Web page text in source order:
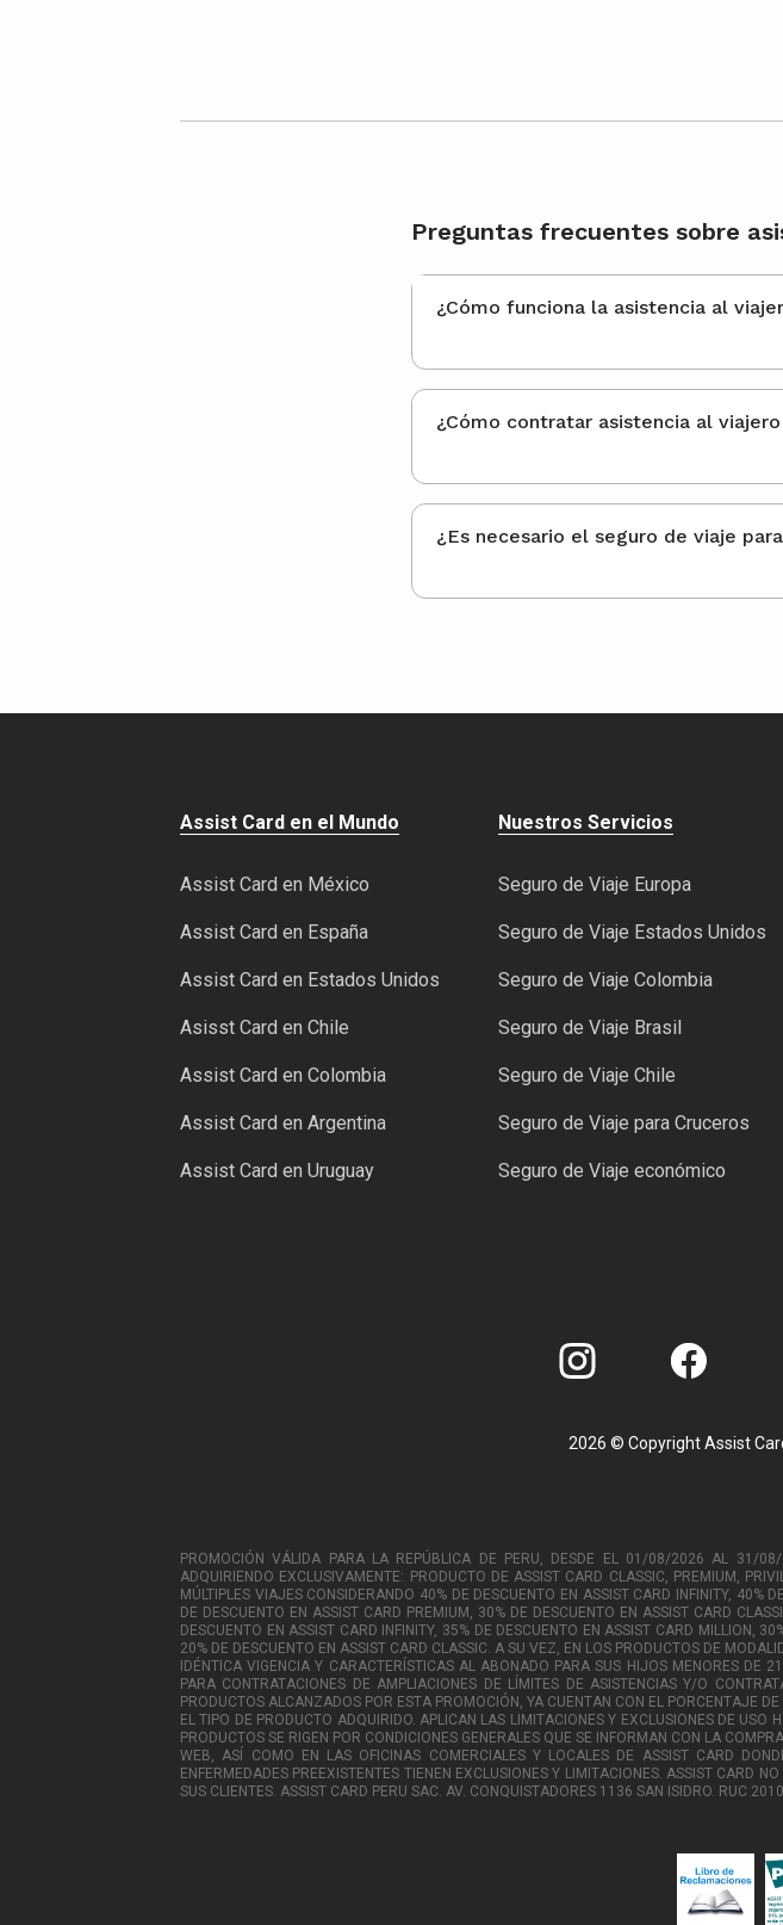
Preguntas frecuentes sobre
¿Cómo funciona la
¿Cómo
Assist Card en el Mundo
Assist Card en México
Assist Card en España
Assist Card en Estados Unidos
Asisst Card en Chile
Assist Card en Colombia
Assist Card en Argentina
Assist Card en Uruguay
Nuestros Servicios
Seguro de Viaje Europa
Seguro de Viaje Estados Unidos
Seguro de Viaje Colombia
Seguro de Viaje Brasil
Seguro de Viaje Chile
Seguro de Viaje para Cruceros
Seguro de Viaje económico
2026 © Copyright Assist
PROMOCIÓN VÁLIDA PARA LA REPÚBLICA DE PERU, DESDE EL 01/08/2026 AL 31/
ADQUIRIENDO EXCLUSIVAMENTE: PRODUCTO DE ASSIST CARD CLASSIC, PREMIUM,
MÚLTIPLES VIAJES CONSIDERANDO 40% DE DESCUENTO EN ASSIST CARD INFINITY, 40%
DE DESCUENTO EN ASSIST CARD PREMIUM, 30% DE DESCUENTO EN ASSIST CARD
DESCUENTO EN ASSIST CARD INFINITY, 35% DE DESCUENTO EN ASSIST CARD MILLION,
20% DE DESCUENTO EN ASSIST CARD CLASSIC. A SU VEZ, EN LOS PRODUCTOS DE
IDÉNTICA VIGENCIA Y CARACTERÍSTICAS AL ABONADO PARA SUS HIJOS MENORES DE
PARA CONTRATACIONES DE AMPLIACIONES DE LÍMITES DE ASISTENCIAS Y/O
PRODUCTOS ALCANZADOS POR ESTA PROMOCIÓN, YA CUENTAN CON EL PORCENTAJE
EL TIPO DE PRODUCTO ADQUIRIDO. APLICAN LAS LIMITACIONES Y EXCLUSIONES DE
PRODUCTOS SE RIGEN POR CONDICIONES GENERALES QUE SE INFORMAN CON LA
WEB, ASÍ COMO EN LAS OFICINAS COMERCIALES Y LOCALES DE ASSIST CARD
ENFERMEDADES PREEXISTENTES TIENEN EXCLUSIONES Y LIMITACIONES. ASSIST CARD
SUS CLIENTES. ASSIST CARD PERU SAC. AV. CONQUISTADORES 1136 SAN ISIDRO. RUC